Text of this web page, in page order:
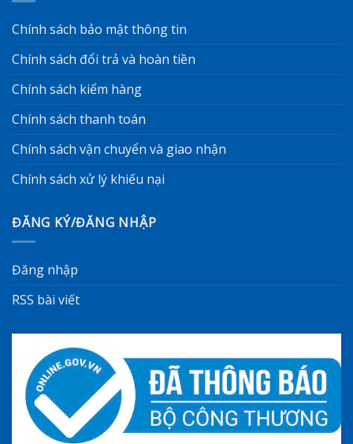
Chính sách bảo mật thông tin
Chính sách đổi trả và hoàn tiền
Chính sách kiểm hàng
Chính sách thanh toán
Chính sách vận chuyển và giao nhận
Chính sách xử lý khiếu nại
ĐĂNG KÝ/ĐĂNG NHẬP
Đăng nhập
RSS bài viết